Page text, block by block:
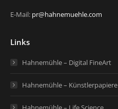
E-Mail: pr@hahnemuehle.com
Links
Hahnemühle – Digital FineArt
Hahnemühle – Künstlerpapiere